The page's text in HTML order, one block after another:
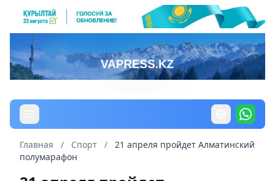
Главная / Спорт /
21 апреля пройдет Aлматинский
полумарафон